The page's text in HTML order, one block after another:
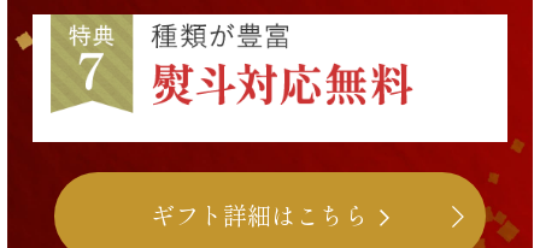
ギフト詳細はこちら